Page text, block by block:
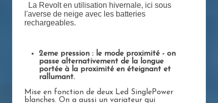
La Revolt en utilisation hivernale, ici sous
l'averse de neige avec les batteries
rechargeables.
2eme pression : le mode proximité - on
passe alternativement de la longue
portée à la proximité en éteignant et
rallumant.
Mise en fonction de deux Led SinglePower
blanches. On a aussi un variateur qui